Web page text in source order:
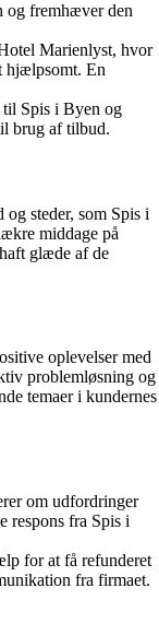
og fremhæver den
Marienlyst, hvor
hjælpsomt. En
til Spis i Byen og
brug af tilbud.
steder, som Spis i
middage på
glæde af de
oplevelser med
problemløsning og
temaer i kundernes
om udfordringer
respons fra Spis i
for at få refunderet
fra firmaet.